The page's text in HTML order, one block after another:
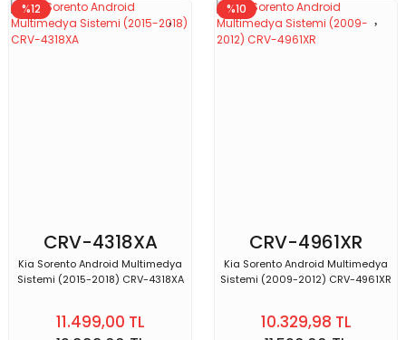
%12
CRV-4318XA
Kia Sorento Android Multimedya
Sistemi (2015-2018) CRV-4318XA
11.499,00 TL
%10
CRV-4961XR
Kia Sorento Android Multimedya
Sistemi (2009-2012) CRV-4961XR
10.329,98 TL